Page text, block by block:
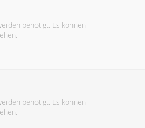
benötigt. Es können
benötigt. Es können